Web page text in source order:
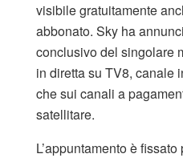
visibile gratuitamente
abbonato. Sky ha
conclusivo del singolare
in diretta su TV8, canale
che sui canali a
satellitare.
L’appuntamento è